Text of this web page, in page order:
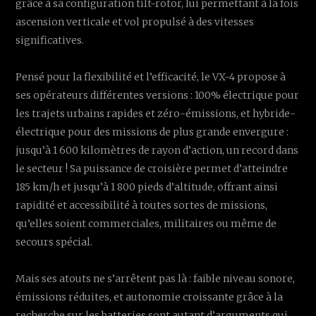
grâce à sa configuration tilt-rotor, lui permettant à la fois
ascension verticale et vol propulsé à des vitesses
significatives.
Pensé pour la flexibilité et l’efficacité, le VX-4 propose à
ses opérateurs différentes versions : 100% électrique pour
les trajets urbains rapides et zéro-émissions, et hybride-
électrique pour des missions de plus grande envergure :
jusqu’à 1 600 kilomètres de rayon d’action, un record dans
le secteur ! Sa puissance de croisière permet d’atteindre
185 km/h et jusqu’à 1 800 pieds d’altitude, offrant ainsi
rapidité et accessibilité à toutes sortes de missions,
qu’elles soient commerciales, militaires ou même de
secours spécial.
Mais ses atouts ne s’arrêtent pas là : faible niveau sonore,
émissions réduites, et autonomie croissante grâce à la